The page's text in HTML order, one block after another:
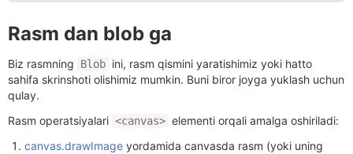
Rasm dan blob ga
Biz rasmning Blob ini, rasm qismini yaratishimiz yoki hatto
sahifa skrinshoti olishimiz mumkin. Buni biror joyga yuklash uchun
qulay.
Rasm operatsiyalari <canvas> elementi orqali amalga oshiriladi:
canvas.drawImage yordamida canvasda rasm (yoki uning